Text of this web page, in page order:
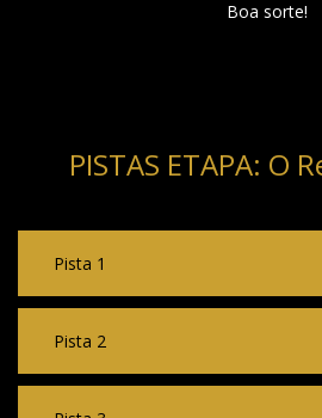
Boa sorte!
PISTAS ETAPA: O
Pista 1
Pista 2